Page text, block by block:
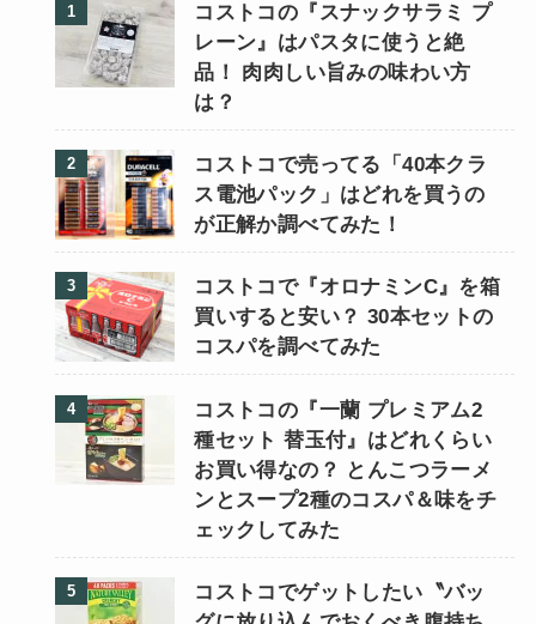
コストコの『スナックサラミ プ
レーン』はパスタに使うと絶
品！ 肉肉しい旨みの味わい方
は？
コストコで売ってる「40本クラ
ス電池パック」はどれを買うの
が正解か調べてみた！
コストコで『オロナミンC』を箱
買いすると安い？ 30本セットの
コスパを調べてみた
コストコの『一蘭 プレミアム2
種セット 替玉付』はどれくらい
お買い得なの？ とんこつラーメ
ンとスープ2種のコスパ＆味をチ
ェックしてみた
コストコでゲットしたい〝バッ